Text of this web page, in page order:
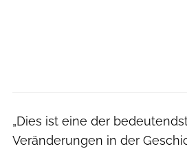
„Dies ist eine der
Veränderungen in der